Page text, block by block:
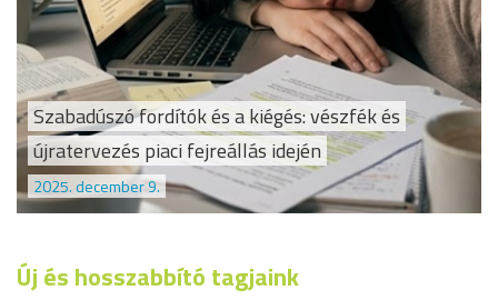
Szabadúszó fordítók és a kiégés: vészfék és
újratervezés piaci fejreállás idején
2025. december 9.
Új és hosszabbító tagjaink